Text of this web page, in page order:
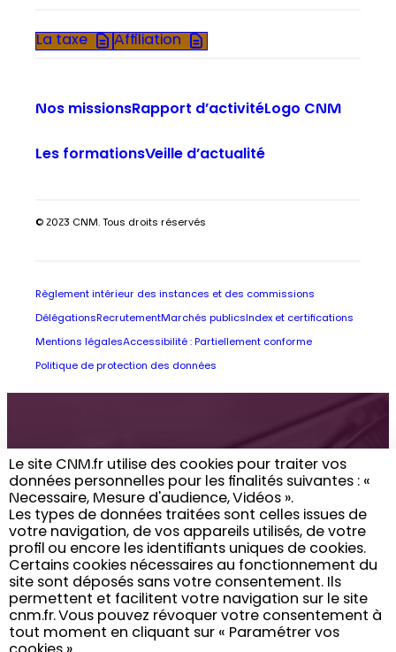
Le site CNM.fr utilise des cookies pour traiter vos
données personnelles pour les finalités suivantes : «
Necessaire, Mesure d'audience, Vidéos ». ​
Les types de données traitées sont celles issues de
votre navigation, de vos appareils utilisés, de votre
profil ou encore les identifiants uniques de cookies. ​
Certains cookies nécessaires au fonctionnement du
site sont déposés sans votre consentement. Ils
permettent et facilitent votre navigation sur le site
cnm.fr. ​ Vous pouvez révoquer votre consentement à
tout moment en cliquant sur « Paramétrer vos
La taxe Affiliation
Nos missionsRapport d’activitéLogo CNM
Les formationsVeille d’actualité
© 2023 CNM. Tous droits réservés
Règlement intérieur des instances et des commissions
Délégations RecrutementMarchés publics Index et certifications
Mentions légalesAccessibilité : Partiellement conforme
Politique de protection des données
Retrouvez toute
l’actualité du CNM
dans votre boîte
email
Vous inscrire